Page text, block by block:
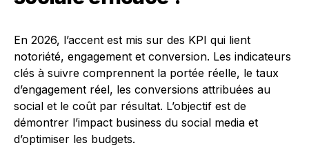
En 2026, l’accent est mis sur des KPI qui lient
notoriété, engagement et conversion. Les indicateurs
clés à suivre comprennent la portée réelle, le taux
d’engagement réel, les conversions attribuées au
social et le coût par résultat. L’objectif est de
démontrer l’impact business du social media et
d’optimiser les budgets.